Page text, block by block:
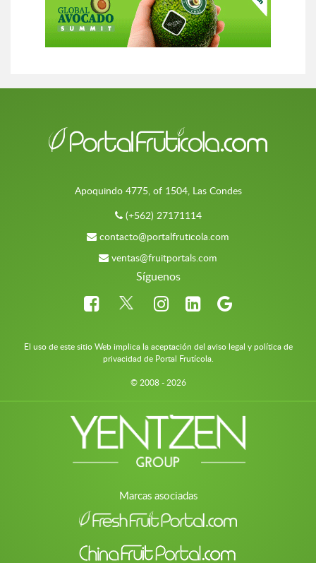
Apoquindo 4775, of 1504, Las Condes
(+562) 27171114
contacto@portalfruticola.com
ventas@fruitportals.com
Síguenos
El uso de este sitio Web implica la aceptación del aviso legal y política de
privacidad de Portal Frutícola.
© 2008 - 2026
Marcas asociadas